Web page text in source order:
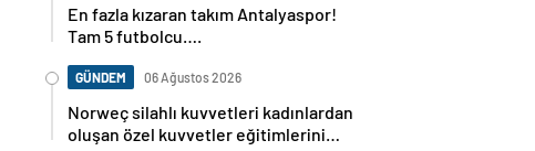
En fazla kızaran takım Antalyaspor!
Tam 5 futbolcu….
GÜNDEM 06 Ağustos 2026
Norweç silahlı kuvvetleri kadınlardan
oluşan özel kuvvetler eğitimlerini